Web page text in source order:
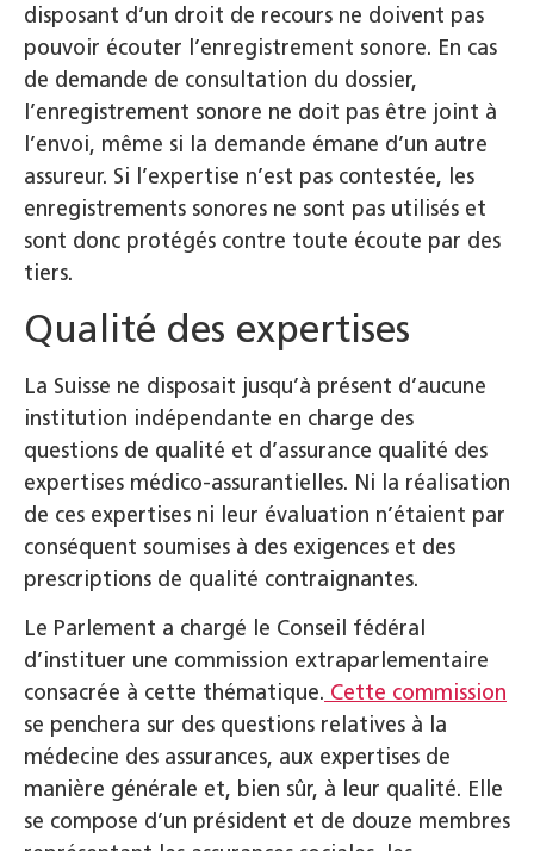
disposant d’un droit de recours ne doivent pas
pouvoir écouter l’enregistrement sonore. En cas
de demande de consultation du dossier,
l’enregistrement sonore ne doit pas être joint à
l’envoi, même si la demande émane d’un autre
assureur. Si l’expertise n’est pas contestée, les
enregistrements sonores ne sont pas utilisés et
sont donc protégés contre toute écoute par des
tiers.
Qualité des expertises
La Suisse ne disposait jusqu’à présent d’aucune
institution indépendante en charge des
questions de qualité et d’assurance qualité des
expertises médico-assurantielles. Ni la réalisation
de ces expertises ni leur évaluation n’étaient par
conséquent soumises à des exigences et des
prescriptions de qualité contraignantes.
Le Parlement a chargé le Conseil fédéral
d’instituer une commission extraparlementaire
consacrée à cette thématique. Cette commission
se penchera sur des questions relatives à la
médecine des assurances, aux expertises de
manière générale et, bien sûr, à leur qualité. Elle
se compose d’un président et de douze membres